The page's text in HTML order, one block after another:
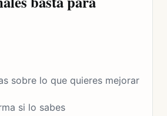
sobre lo que quieres mejorar
si lo sabes